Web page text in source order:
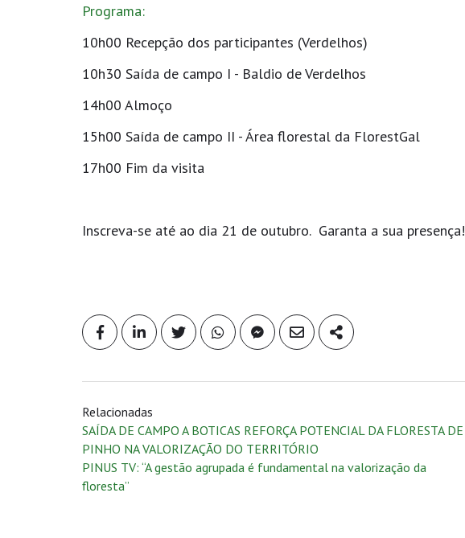
Programa:
10h00 Recepção dos participantes (Verdelhos)
10h30 Saída de campo I - Baldio de Verdelhos
14h00 Almoço
15h00 Saída de campo II - Área florestal da FlorestGal
17h00 Fim da visita
Inscreva-se até ao dia 21 de outubro. Garanta a sua presença!
Relacionadas
SAÍDA DE CAMPO A BOTICAS REFORÇA POTENCIAL DA FLORESTA DE
PINHO NA VALORIZAÇÃO DO TERRITÓRIO
PINUS TV: “A gestão agrupada é fundamental na valorização da
floresta”